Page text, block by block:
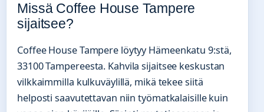
Missä Coffee House Tampere
sijaitsee?
Coffee House Tampere löytyy Hämeenkatu 9:stä,
33100 Tampereesta. Kahvila sijaitsee keskustan
vilkkaimmilla kulkuväylillä, mikä tekee siitä
helposti saavutettavan niin työmatkalaisille kuin